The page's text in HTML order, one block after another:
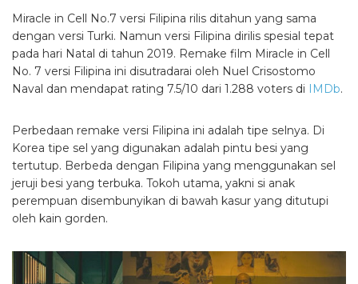
Miracle in Cell No.7 versi Filipina rilis ditahun yang sama
dengan versi Turki. Namun versi Filipina dirilis spesial tepat
pada hari Natal di tahun 2019. Remake film Miracle in Cell
No. 7 versi Filipina ini disutradarai oleh Nuel Crisostomo
Naval dan mendapat rating 7.5/10 dari 1.288 voters di IMDb.
Perbedaan remake versi Filipina ini adalah tipe selnya. Di
Korea tipe sel yang digunakan adalah pintu besi yang
tertutup. Berbeda dengan Filipina yang menggunakan sel
jeruji besi yang terbuka. Tokoh utama, yakni si anak
perempuan disembunyikan di bawah kasur yang ditutupi
oleh kain gorden.